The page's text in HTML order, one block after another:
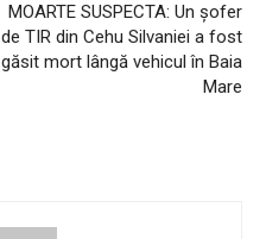
MOARTE SUSPECTA: Un șofer
de TIR din Cehu Silvaniei a fost
găsit mort lângă vehicul în Baia
Mare